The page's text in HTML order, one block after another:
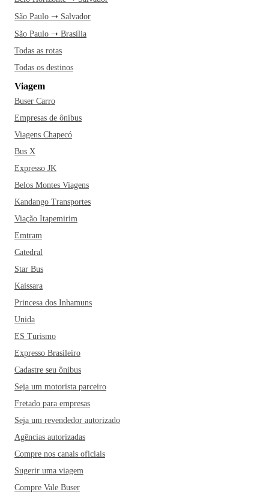
São Paulo ➝ Salvador
São Paulo ➝ Brasília
Todas as rotas
Todas os destinos
Viagem
Buser Carro
Empresas de ônibus
Viagens Chapecó
Bus X
Expresso JK
Belos Montes Viagens
Kandango Transportes
Viação Itapemirim
Emtram
Catedral
Star Bus
Kaissara
Princesa dos Inhamuns
Unida
ES Turismo
Expresso Brasileiro
Cadastre seu ônibus
Seja um motorista parceiro
Fretado para empresas
Seja um revendedor autorizado
Agências autorizadas
Compre nos canais oficiais
Sugerir uma viagem
Compre Vale Buser